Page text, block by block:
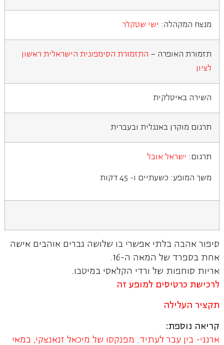
מנצח המקהלה: ישי שטקלר
תזמורת האופרה – התזמורת הסימפונית הישראלית ראשון
לציון
השירה באיטלקית
תרגום מוקרן באנגלית ובעברית
תרגום: ישראל אובל
משך המופע: כשעתיים ו- 45 דקות
סיפור אהבה בלתי אפשרי בו שלושה גברים אוהבים אישה
אחת בספרד של המאה ה-16.
אריות סוחפות של ורדי הקלאסי במיטבו.
לרכישת כרטיסים למופע זה
תקציר העלילה
קריאה נוספת:
ארנני- בין עבר לעתיד: מפנקסו של מיכאל זנאנצקי, במאי